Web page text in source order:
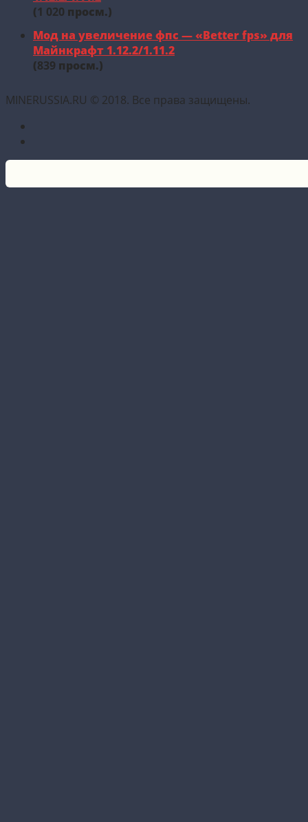
(1 020 просм.)
Мод на увеличение фпс — «Better fps» для
Майнкрафт 1.12.2/1.11.2
(839 просм.)
MINERUSSIA.RU © 2018. Все права защищены.